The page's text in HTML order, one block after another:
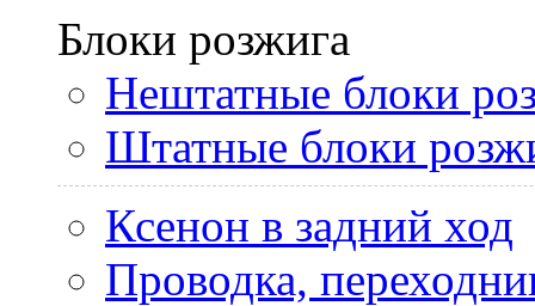
Блоки розжига
Нештатные блоки
Штатные блоки
Ксенон в задний ход
Проводка,